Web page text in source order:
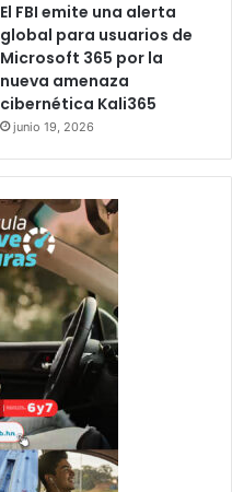
El FBI emite una alerta
global para usuarios de
Microsoft 365 por la
nueva amenaza
cibernética Kali365
junio 19, 2026